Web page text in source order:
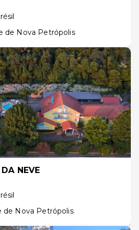
de Nova Petrópolis
NEVE
de Nova Petrópolis